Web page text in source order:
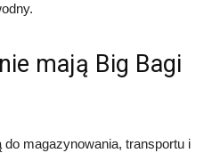
mają Big Bagi
magazynowania, transportu i